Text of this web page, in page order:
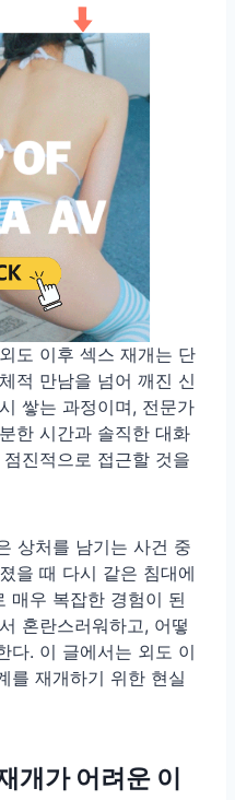
도 이후 섹스 재개는 단
적 만남을 넘어 깨진 신
쌓는 과정이며, 전문가
한 시간과 솔직한 대화
진적으로 접근할 것을
상처를 남기는 사건 중
을 때 다시 같은 침대에
매우 복잡한 경험이 된
혼란스러워하고, 어떻
다. 이 글에서는 외도 이
를 재개하기 위한 현실
개가 어려운 이